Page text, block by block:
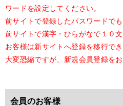
ワードを設定してください。
前サイトで登録したパスワードでも
前サイトで漢字・ひらがなで１０
お客様は新サイトへ登録を移行でき
大変恐縮ですが、新規会員登録を
会員のお客様